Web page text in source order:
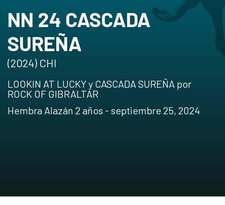
NN 24 CASCADA
SUREÑA
(2024) CHI
LOOKIN AT LUCKY y CASCADA SUREÑA por
ROCK OF GIBRALTAR
Hembra Alazán 2 años - septiembre 25, 2024